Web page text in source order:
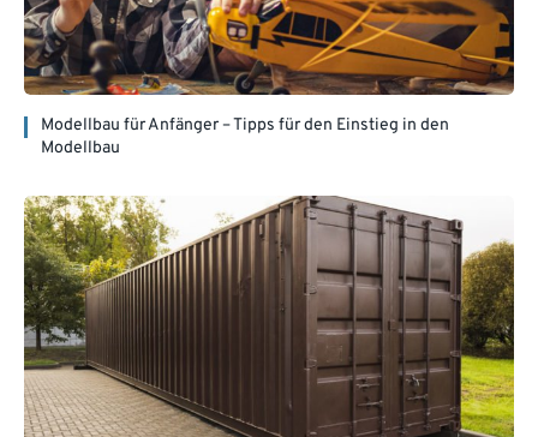
Modellbau für Anfänger – Tipps für den Einstieg in den
Modellbau